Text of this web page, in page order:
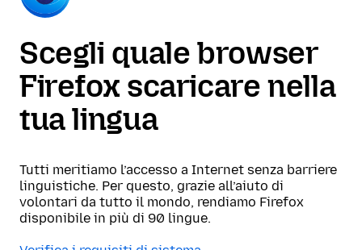
Scegli quale browser
Firefox scaricare nella
tua lingua
Tutti meritiamo l’accesso a Internet senza barriere
linguistiche. Per questo, grazie all’aiuto di
volontari da tutto il mondo, rendiamo Firefox
disponibile in più di 90 lingue.